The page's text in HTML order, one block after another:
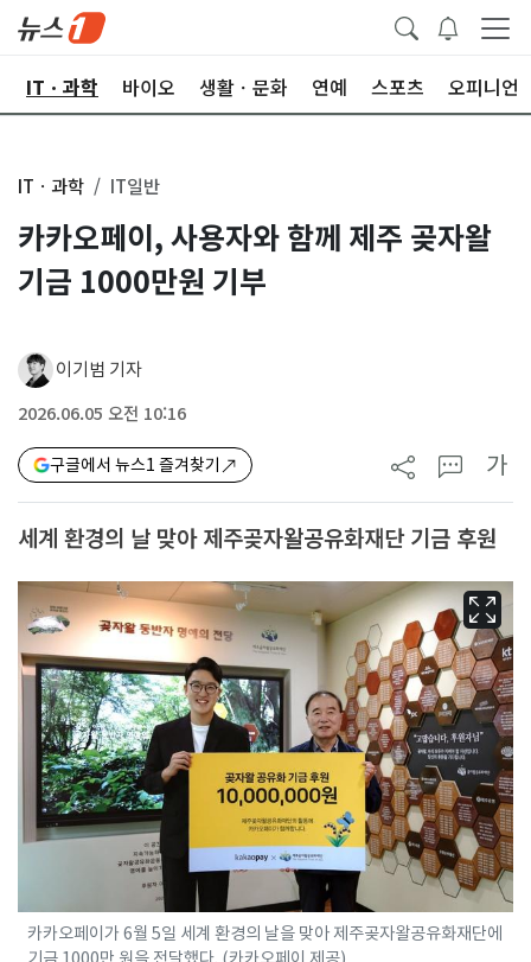
ITㆍ과학 바이오 생활ㆍ문화 연예 스포츠 오피니언
ITㆍ과학 IT일반
카카오페이, 사용자와 함께 제주 곶자왈
기금 1000만원 기부
이기범 기자
2026.06.05 오전 10:16
구글에서 뉴스1 즐겨찾기 가
세계 환경의 날 맞아 제주곶자왈공유화재단 기금 후원
카카오페이가 6월 5일 세계 환경의 날을 맞아 제주곶자왈공유화재단에